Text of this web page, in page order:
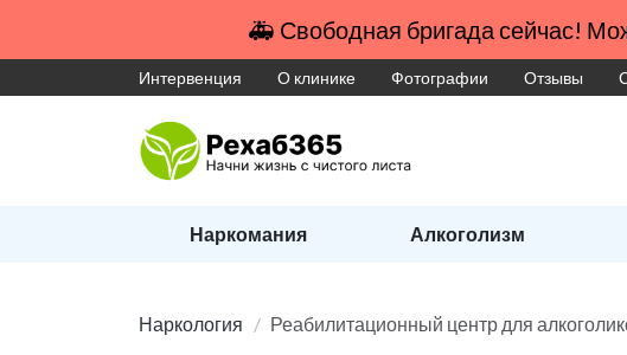
🚑 Свободная бригада сейчас!
Интервенция О клинике Фотографии Отзывы
Наркомания Алкоголизм
Наркология Реабилитационный центр для